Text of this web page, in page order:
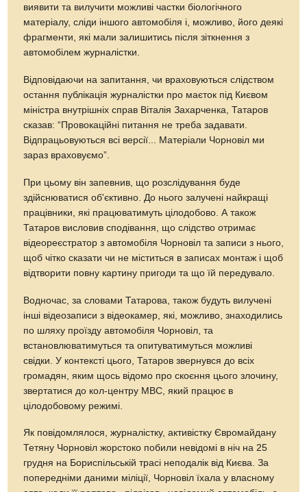
виявити та вилучити можливі частки біологічного
матеріалу, сліди іншого автомобіля і, можливо, його деякі
фрагменти, які мали залишитись після зіткнення з
автомобілем журналістки.
Відповідаючи на запитання, чи враховуються слідством
остання публікація журналістки про маєток під Києвом
міністра внутрішніх справ Віталія Захарченка, Татаров
сказав: “Провокаційні питання не треба задавати.
Відпрацьовуються всі версії... Матеріали Чорновіл ми
зараз враховуємо”.
При цьому він запевнив, що розслідування буде
здійснюватися об'єктивно. До нього залучені найкращі
працівники, які працюватимуть цілодобово. А також
Татаров висловив сподівання, що слідство отримає
відеореєстратор з автомобіля Чорновіл та записи з нього,
щоб чітко сказати чи не міститься в записах монтаж і щоб
відтворити повну картину пригоди та що їй передувало.
Водночас, за словами Татарова, також будуть вилучені
інші відеозаписи з відеокамер, які, можливо, знаходились
по шляху проїзду автомобіля Чорновіл, та
встановлюватимуться та опитуватимуться можливі
свідки. У контексті цього, Татаров звернувся до всіх
громадян, яким щось відомо про скоєння цього злочину,
звертатися до кол-центру МВС, який працює в
цілодобовому режимі.
Як повідомлялося, журналістку, активістку Євромайдану
Тетяну Чорновіл жорстоко побили невідомі в ніч на 25
грудня на Бориспільській трасі неподалік від Києва. За
попередніми даними міліції, Чорновіл їхала у власному